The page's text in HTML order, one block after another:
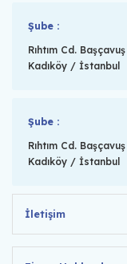
Şube :
Rıhtım Cd.
Kadıköy / İstanbul
Şube :
Rıhtım Cd.
Kadıköy / İstanbul
İletişim